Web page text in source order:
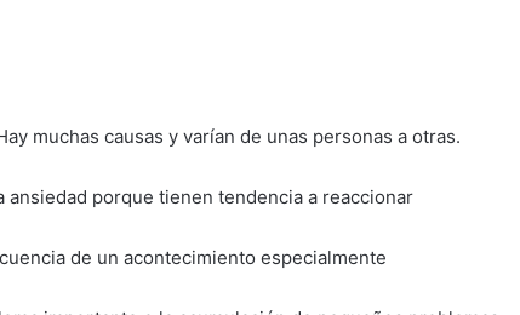
muchas causas y varían de unas personas a otras.
porque tienen tendencia a reaccionar
de un acontecimiento especialmente